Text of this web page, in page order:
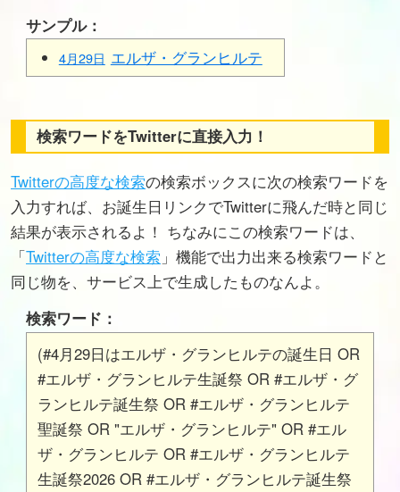
サンプル：
4月29日 エルザ・グランヒルテ
検索ワードをTwitterに直接入力！
Twitterの高度な検索の検索ボックスに次の検索ワードを
入力すれば、お誕生日リンクでTwitterに飛んだ時と同じ
結果が表示されるよ！ ちなみにこの検索ワードは、
「Twitterの高度な検索 」機能で出力出来る検索ワードと
同じ物を、サービス上で生成したものなんよ。
検索ワード：
(#4月29日はエルザ・グランヒルテの誕生日 OR
#エルザ・グランヒルテ生誕祭 OR #エルザ・グ
ランヒルテ誕生祭 OR #エルザ・グランヒルテ
聖誕祭 OR "エルザ・グランヒルテ" OR #エル
ザ・グランヒルテ OR #エルザ・グランヒルテ
生誕祭2026 OR #エルザ・グランヒルテ誕生祭